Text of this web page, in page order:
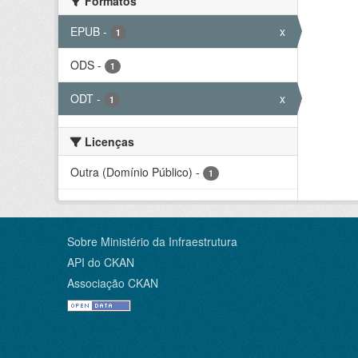
EPUB - 1 x
ODS - 1
ODT - 1 x
Licenças
Outra (Domínio Público) - 1
Sobre Ministério da Infraestrutura
API do CKAN
Associação CKAN